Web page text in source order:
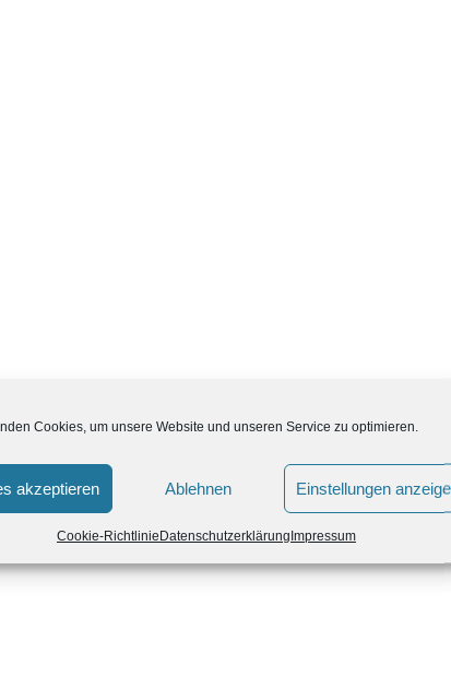
Cookies, um unsere Website und unseren Service zu optimieren.
akzeptieren Ablehnen Einstellungen
Cookie-RichtlinieDatenschutzerklärungImpressum